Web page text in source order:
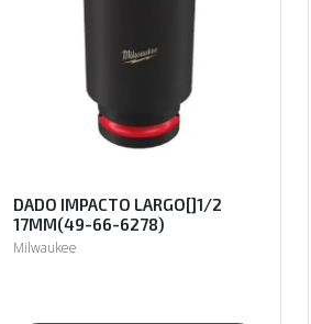
DADO IMPACTO LARGO[]1/2
17MM(49-66-6278)
Milwaukee